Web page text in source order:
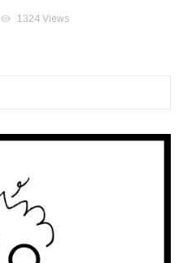
visibility 1324 Views